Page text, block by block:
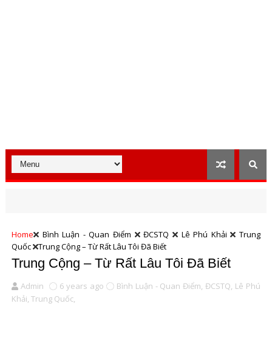
Home Bình Luận - Quan Điểm ĐCSTQ Lê Phú Khải
Trung
Quốc
Trung Cộng – Từ Rất Lâu Tôi Đã Biết
Trung Cộng – Từ Rất Lâu Tôi Đã Biết
Admin 6 years ago Bình Luận - Quan Điểm, ĐCSTQ, Lê Phú
Khải, Trung Quốc,